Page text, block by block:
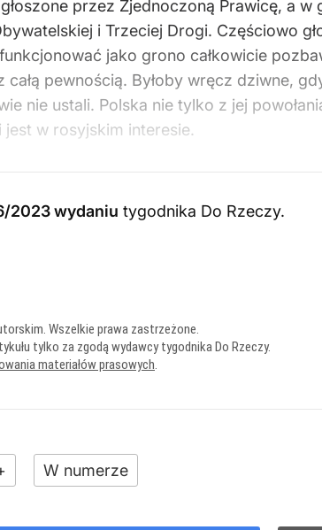
przez Zjednoczoną Prawicę, a
i Trzeciej Drogi. Częściowo
jako grono całkowicie
pewnością. Byłoby wręcz dziwne,
nie ustali. Polska nie tylko z jej
w rosyjskim interesie.
2023 wydaniu tygodnika Do Rzeczy.
Wszelkie prawa zastrzeżone.
tylko za zgodą wydawcy tygodnika Do Rzeczy.
materiałów prasowych.
W numerze